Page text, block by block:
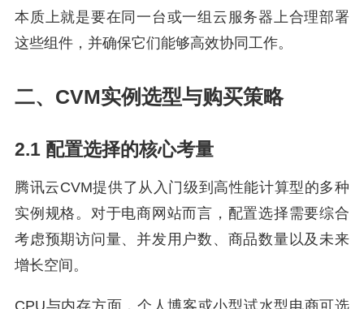
本质上就是要在同一台或一组云服务器上合理部署
这些组件，并确保它们能够高效协同工作。
二、CVM实例选型与购买策略
2.1 配置选择的核心考量
腾讯云CVM提供了从入门级到高性能计算型的多种
实例规格。对于电商网站而言，配置选择需要综合
考虑预期访问量、并发用户数、商品数量以及未来
增长空间。
CPU与内存方面，个人博客或小型试水型电商可选